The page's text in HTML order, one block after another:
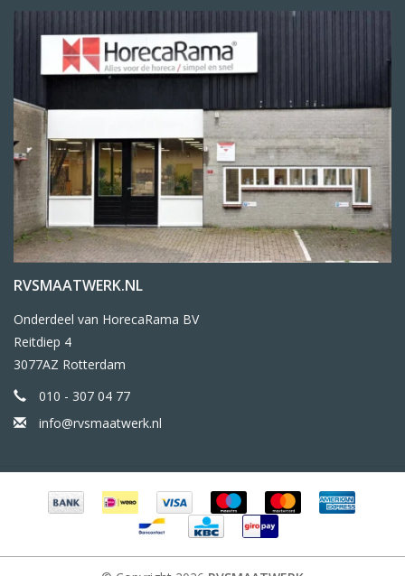
RVSMAATWERK.NL
Onderdeel van HorecaRama BV
Reitdiep 4
3077AZ Rotterdam
010 - 307 04 77
info@rvsmaatwerk.nl